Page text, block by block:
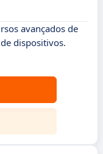
avançados de
dispositivos.